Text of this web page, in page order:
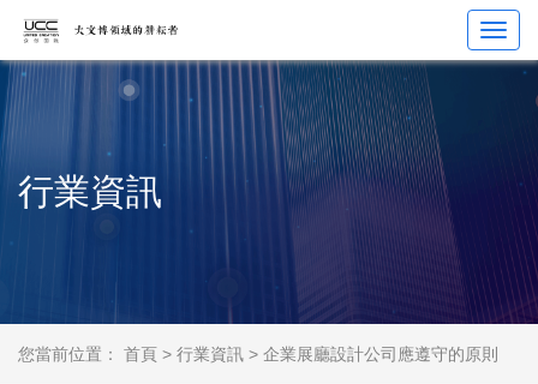
行業資訊
您當前位置： 首頁 > 行業資訊 > 企業展廳設計公司應遵守的原則